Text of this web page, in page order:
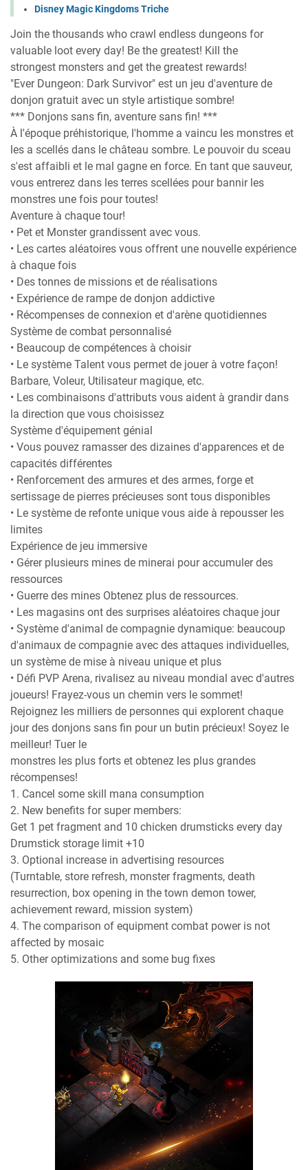
Disney Magic Kingdoms Triche
Join the thousands who crawl endless dungeons for
valuable loot every day! Be the greatest! Kill the
strongest monsters and get the greatest rewards!
"Ever Dungeon: Dark Survivor" est un jeu d'aventure de
donjon gratuit avec un style artistique sombre!
*** Donjons sans fin, aventure sans fin! ***
À l'époque préhistorique, l'homme a vaincu les monstres et
les a scellés dans le château sombre. Le pouvoir du sceau
s'est affaibli et le mal gagne en force. En tant que sauveur,
vous entrerez dans les terres scellées pour bannir les
monstres une fois pour toutes!
Aventure à chaque tour!
• Pet et Monster grandissent avec vous.
• Les cartes aléatoires vous offrent une nouvelle expérience
à chaque fois
• Des tonnes de missions et de réalisations
• Expérience de rampe de donjon addictive
• Récompenses de connexion et d'arène quotidiennes
Système de combat personnalisé
• Beaucoup de compétences à choisir
• Le système Talent vous permet de jouer à votre façon!
Barbare, Voleur, Utilisateur magique, etc.
• Les combinaisons d'attributs vous aident à grandir dans
la direction que vous choisissez
Système d'équipement génial
• Vous pouvez ramasser des dizaines d'apparences et de
capacités différentes
• Renforcement des armures et des armes, forge et
sertissage de pierres précieuses sont tous disponibles
• Le système de refonte unique vous aide à repousser les
limites
Expérience de jeu immersive
• Gérer plusieurs mines de minerai pour accumuler des
ressources
• Guerre des mines Obtenez plus de ressources.
• Les magasins ont des surprises aléatoires chaque jour
• Système d'animal de compagnie dynamique: beaucoup
d'animaux de compagnie avec des attaques individuelles,
un système de mise à niveau unique et plus
• Défi PVP Arena, rivalisez au niveau mondial avec d'autres
joueurs! Frayez-vous un chemin vers le sommet!
Rejoignez les milliers de personnes qui explorent chaque
jour des donjons sans fin pour un butin précieux! Soyez le
meilleur! Tuer le
monstres les plus forts et obtenez les plus grandes
récompenses!
1. Cancel some skill mana consumption
2. New benefits for super members:
Get 1 pet fragment and 10 chicken drumsticks every day
Drumstick storage limit +10
3. Optional increase in advertising resources
(Turntable, store refresh, monster fragments, death
resurrection, box opening in the town demon tower,
achievement reward, mission system)
4. The comparison of equipment combat power is not
affected by mosaic
5. Other optimizations and some bug fixes